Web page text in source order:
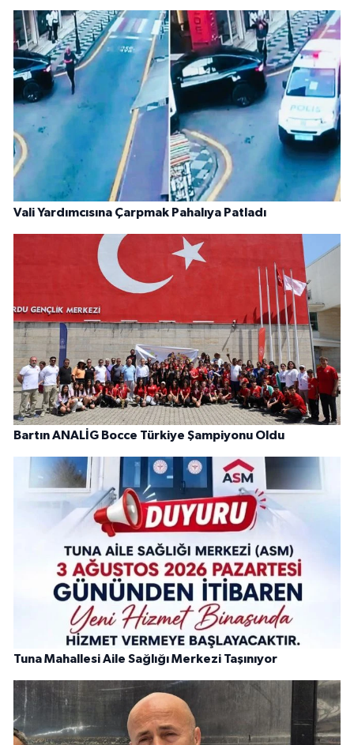
Vali Yardımcısına Çarpmak Pahalıya Patladı
Bartın ANALİG Bocce Türkiye Şampiyonu Oldu
Tuna Mahallesi Aile Sağlığı Merkezi Taşınıyor